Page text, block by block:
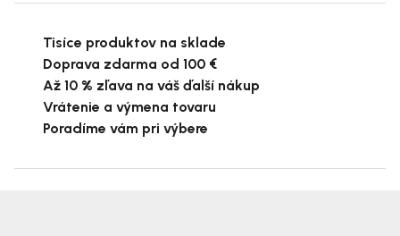
Tisíce produktov na sklade
Doprava zdarma od 100 €
Až 10 % zľava na váš ďalší nákup
Vrátenie a výmena tovaru
Poradíme vám pri výbere